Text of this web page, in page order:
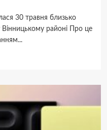
30 травня близько
Вінницькому районі Про це